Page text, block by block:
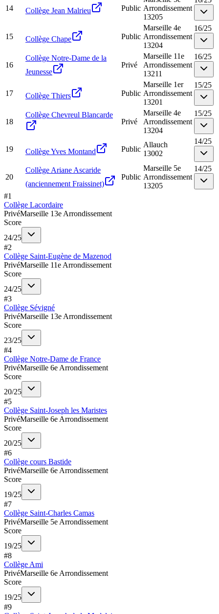
14 Collège Jean Malrieu Public Arrondissement
13205
15 Collège Chape Public
Marseille 4e
Arrondissement
13204
16/25
16
Collège Notre-Dame de la
Jeunesse
Privé
Marseille 11e
Arrondissement
13211
16/25
17 Collège Thiers Public
Marseille 1er
Arrondissement
13201
15/25
18
Collège Chevreul Blancarde
Privé
Marseille 4e
Arrondissement
13204
15/25
19 Collège Yves Montand Public
Allauch
13002
14/25
20
Collège Ariane Ascaride
(anciennement Fraissinet)
Public
Marseille 5e
Arrondissement
13205
14/25
#1
Collège Lacordaire
PrivéMarseille 13e Arrondissement
Score
24/25
#2
Collège Saint-Eugène de Mazenod
PrivéMarseille 11e Arrondissement
Score
24/25
#3
Collège Sévigné
PrivéMarseille 13e Arrondissement
Score
23/25
#4
Collège Notre-Dame de France
PrivéMarseille 6e Arrondissement
Score
20/25
#5
Collège Saint-Joseph les Maristes
PrivéMarseille 6e Arrondissement
Score
20/25
#6
Collège cours Bastide
PrivéMarseille 6e Arrondissement
Score
19/25
#7
Collège Saint-Charles Camas
PrivéMarseille 5e Arrondissement
Score
19/25
#8
Collège Ami
PrivéMarseille 6e Arrondissement
Score
19/25
#9